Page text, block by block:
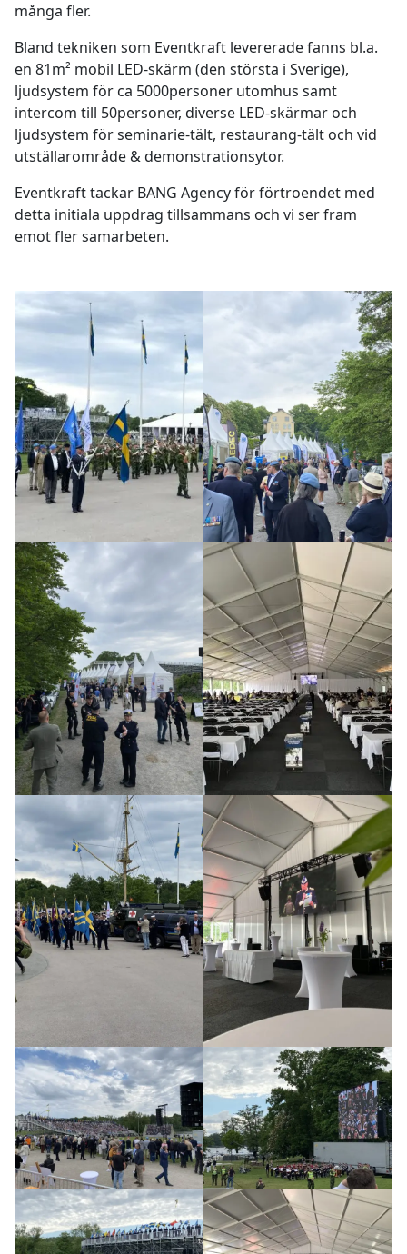
många fler.
Bland tekniken som Eventkraft levererade fanns bl.a.
en 81m² mobil LED-skärm (den största i Sverige),
ljudsystem för ca 5000personer utomhus samt
intercom till 50personer, diverse LED-skärmar och
ljudsystem för seminarie-tält, restaurang-tält och vid
utställarområde & demonstrationsytor.
Eventkraft tackar BANG Agency för förtroendet med
detta initiala uppdrag tillsammans och vi ser fram
emot fler samarbeten.